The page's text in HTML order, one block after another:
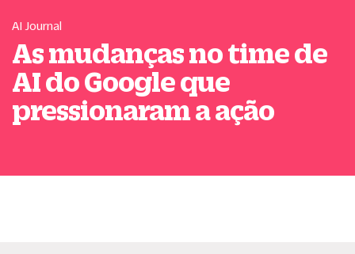
AI Journal
As mudanças no time de
AI do Google que
pressionaram a ação